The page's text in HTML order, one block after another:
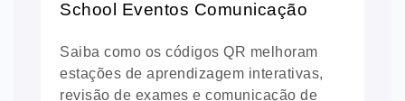
School Eventos Comunicação
Saiba como os códigos QR melhoram
estações de aprendizagem interativas,
revisão de exames e comunicação de